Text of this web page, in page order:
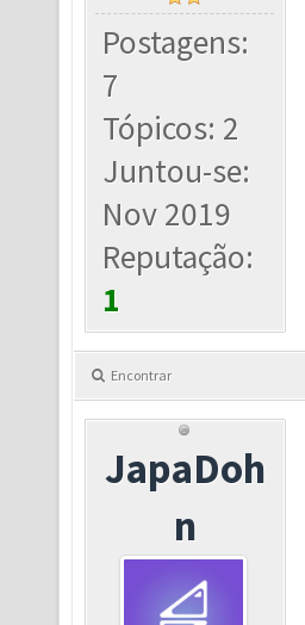
Postagens:
7
Tópicos: 2
Juntou-se:
Nov 2019
Reputação:
1
Encontrar
JapaDoh
n